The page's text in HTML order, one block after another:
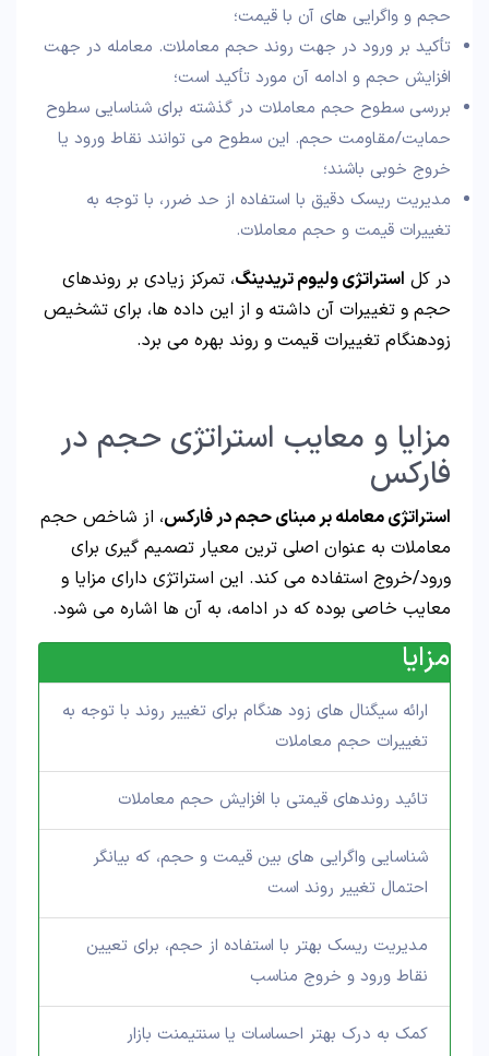
حجم و واگرایی های آن با قیمت؛
تأکید بر ورود در جهت روند حجم معاملات. معامله در جهت
افزایش حجم و ادامه آن مورد تأکید است؛
بررسی سطوح حجم معاملات در گذشته برای شناسایی سطوح
حمایت/مقاومت حجم. این سطوح می توانند نقاط ورود یا
خروج خوبی باشند؛
مدیریت ریسک دقیق با استفاده از حد ضرر، با توجه به
تغییرات قیمت و حجم معاملات.
در کل استراتژی ولیوم تریدینگ، تمرکز زیادی بر روندهای
حجم و تغییرات آن داشته و از این داده ها، برای تشخیص
زودهنگام تغییرات قیمت و روند بهره می برد.
مزایا و معایب استراتژی حجم در
فارکس
استراتژی معامله بر مبنای حجم در فارکس، از شاخص حجم
معاملات به عنوان اصلی ترین معیار تصمیم گیری برای
ورود/خروج استفاده می کند. این استراتژی دارای مزایا و
معایب خاصی بوده که در ادامه، به آن ها اشاره می شود.
مزایا
ارائه سیگنال های زود هنگام برای تغییر روند با توجه به
تغییرات حجم معاملات
تائید روندهای قیمتی با افزایش حجم معاملات
شناسایی واگرایی های بین قیمت و حجم، که بیانگر
احتمال تغییر روند است
مدیریت ریسک بهتر با استفاده از حجم، برای تعیین
نقاط ورود و خروج مناسب
کمک به درک بهتر احساسات یا سنتیمنت بازار